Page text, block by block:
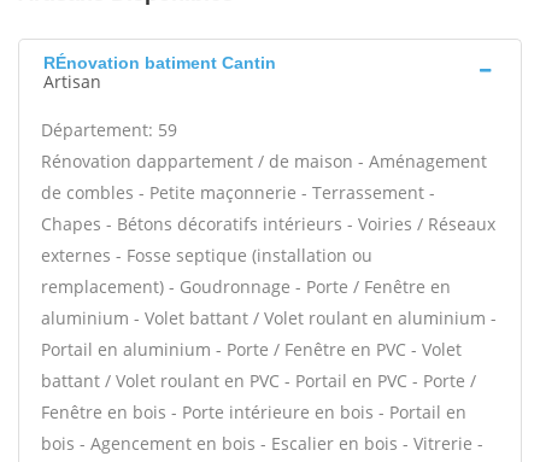
RÉnovation batiment Cantin
Artisan
Département: 59
Rénovation dappartement / de maison - Aménagement
de combles - Petite maçonnerie - Terrassement -
Chapes - Bétons décoratifs intérieurs - Voiries / Réseaux
externes - Fosse septique (installation ou
remplacement) - Goudronnage - Porte / Fenêtre en
aluminium - Volet battant / Volet roulant en aluminium -
Portail en aluminium - Porte / Fenêtre en PVC - Volet
battant / Volet roulant en PVC - Portail en PVC - Porte /
Fenêtre en bois - Porte intérieure en bois - Portail en
bois - Agencement en bois - Escalier en bois - Vitrerie -